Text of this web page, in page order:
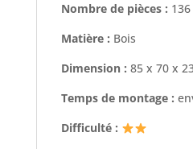
Nombre de pièces : 136
Matière : Bois
Dimension : 85 x 70 x
Temps de montage :
Difficulté :